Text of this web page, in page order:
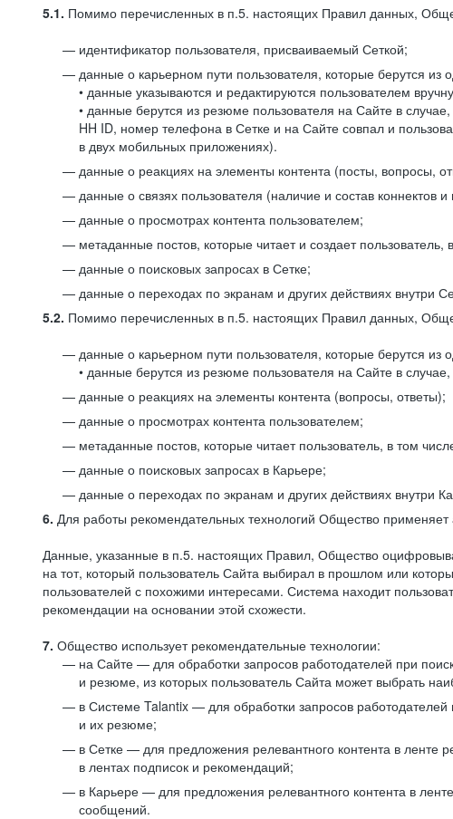
5.1. Помимо перечисленных в п.5. настоящих Правил данных,
идентификатор пользователя, присваиваемый Сеткой;
данные о карьерном пути пользователя, которые берутся из
• данные указываются и редактируются пользователем
• данные берутся из резюме пользователя на Сайте в
HH ID, номер телефона в Сетке и на Сайте совпал и
в двух мобильных приложениях).
данные о реакциях на элементы контента (посты, вопросы,
данные о связях пользователя (наличие и состав коннектов
данные о просмотрах контента пользователем;
метаданные постов, которые читает и создает пользователь,
данные о поисковых запросах в Сетке;
данные о переходах по экранам и других действиях внутри
5.2. Помимо перечисленных в п.5. настоящих Правил данных,
данные о карьерном пути пользователя, которые берутся из
• данные берутся из резюме пользователя на Сайте в
данные о реакциях на элементы контента (вопросы, ответы);
данные о просмотрах контента пользователем;
метаданные постов, которые читает пользователь, в том
данные о поисковых запросах в Карьере;
данные о переходах по экранам и других действиях внутри
6. Для работы рекомендательных технологий Общество
Данные, указанные в п.5. настоящих Правил, Общество
на тот, который пользователь Сайта выбирал в прошлом или
пользователей с похожими интересами. Система находит
рекомендации на основании этой схожести.
7. Общество использует рекомендательные технологии:
на Сайте — для обработки запросов работодателей при
и резюме, из которых пользователь Сайта может выбрать
в Системе Talantix — для обработки запросов
и их резюме;
в Сетке — для предложения релевантного контента в ленте
в лентах подписок и рекомендаций;
в Карьере — для предложения релевантного контента в
сообщений.